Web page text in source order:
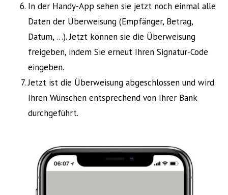
In der Handy-App sehen sie jetzt noch einmal alle
Daten der Überweisung (Empfänger, Betrag,
Datum, …). Jetzt können sie die Überweisung
freigeben, indem Sie erneut Ihren Signatur-Code
eingeben.
Jetzt ist die Überweisung abgeschlossen und wird
Ihren Wünschen entsprechend von Ihrer Bank
durchgeführt.